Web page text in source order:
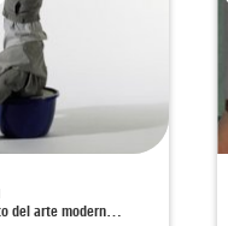
del arte modern…